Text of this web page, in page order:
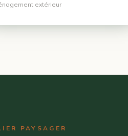
extérieur
PAYSAGER